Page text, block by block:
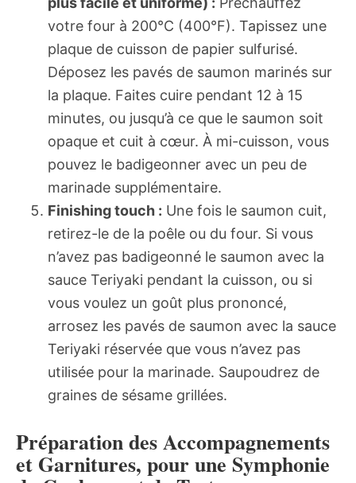
votre four à 200°C (400°F). Tapissez une
plaque de cuisson de papier sulfurisé.
Déposez les pavés de saumon marinés sur
la plaque. Faites cuire pendant 12 à 15
minutes, ou jusqu’à ce que le saumon soit
opaque et cuit à cœur. À mi-cuisson, vous
pouvez le badigeonner avec un peu de
marinade supplémentaire.
Finishing touch : Une fois le saumon cuit,
retirez-le de la poêle ou du four. Si vous
n’avez pas badigeonné le saumon avec la
sauce Teriyaki pendant la cuisson, ou si
vous voulez un goût plus prononcé,
arrosez les pavés de saumon avec la sauce
Teriyaki réservée que vous n’avez pas
utilisée pour la marinade. Saupoudrez de
graines de sésame grillées.
Préparation des Accompagnements
et Garnitures, pour une Symphonie